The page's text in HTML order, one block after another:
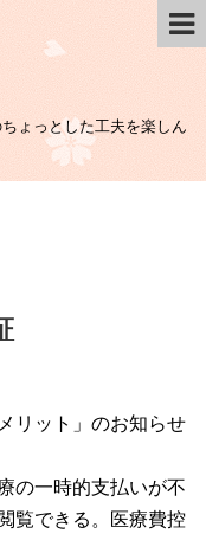
ょっとした工夫を楽しん
リット」のお知らせ
の一時的支払いが不
覧できる。医療費控